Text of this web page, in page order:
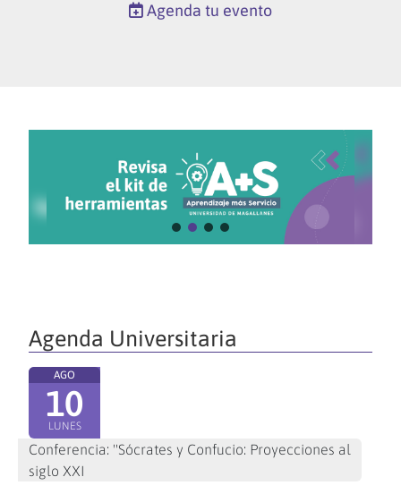
Agenda tu evento
Agenda Universitaria
AGO
10
LUNES
Conferencia: "Sócrates y Confucio: Proyecciones al
siglo XXI